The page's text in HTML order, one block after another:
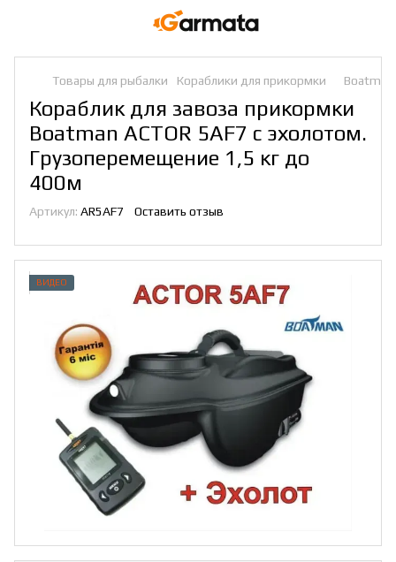
Товары для рыбалки Кораблики для прикормки Boatman
Кораблик для завоза прикормки
Boatman ACTOR 5AF7 с эхолотом.
Грузоперемещение 1,5 кг до
400м
Артикул: AR5AF7 Оставить отзыв
ВИДЕО